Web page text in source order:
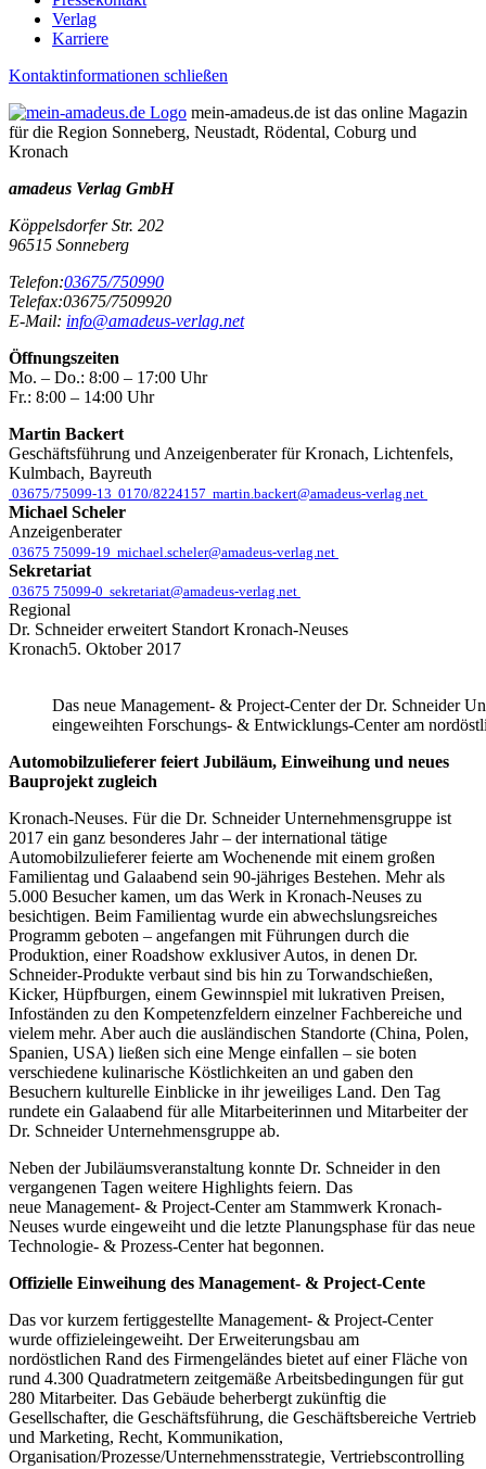
Verlag
Karriere
Kontaktinformationen schließen
mein-amadeus.de ist das online Magazin
für die Region Sonneberg, Neustadt, Rödental, Coburg und
Kronach
amadeus Verlag GmbH
Köppelsdorfer Str. 202
96515 Sonneberg
Telefon:03675/750990
Telefax:03675/7509920
E-Mail: info@amadeus-verlag.net
Öffnungszeiten
Mo. – Do.: 8:00 – 17:00 Uhr
Fr.: 8:00 – 14:00 Uhr
Martin Backert
Geschäftsführung und Anzeigenberater für Kronach, Lichtenfels,
Kulmbach, Bayreuth
03675/75099-13 0170/8224157 martin.backert@amadeus-verlag.net
Michael Scheler
Anzeigenberater
03675 75099-19 michael.scheler@amadeus-verlag.net
Sekretariat
03675 75099-0 sekretariat@amadeus-verlag.net
Regional
Dr. Schneider erweitert Standort Kronach-Neuses
Kronach5. Oktober 2017
Das neue Management- & Project-Center der Dr. Schneider
eingeweihten Forschungs- & Entwicklungs-Center am
Automobilzulieferer feiert Jubiläum, Einweihung und neues
Bauprojekt zugleich
Kronach-Neuses. Für die Dr. Schneider Unternehmensgruppe ist
2017 ein ganz besonderes Jahr – der international tätige
Automobilzulieferer feierte am Wochenende mit einem großen
Familientag und Galaabend sein 90-jähriges Bestehen. Mehr als
5.000 Besucher kamen, um das Werk in Kronach-Neuses zu
besichtigen. Beim Familientag wurde ein abwechslungsreiches
Programm geboten – angefangen mit Führungen durch die
Produktion, einer Roadshow exklusiver Autos, in denen Dr.
Schneider-Produkte verbaut sind bis hin zu Torwandschießen,
Kicker, Hüpfburgen, einem Gewinnspiel mit lukrativen Preisen,
Infoständen zu den Kompetenzfeldern einzelner Fachbereiche und
vielem mehr. Aber auch die ausländischen Standorte (China, Polen,
Spanien, USA) ließen sich eine Menge einfallen – sie boten
verschiedene kulinarische Köstlichkeiten an und gaben den
Besuchern kulturelle Einblicke in ihr jeweiliges Land. Den Tag
rundete ein Galaabend für alle Mitarbeiterinnen und Mitarbeiter der
Dr. Schneider Unternehmensgruppe ab.
Neben der Jubiläumsveranstaltung konnte Dr. Schneider in den
vergangenen Tagen weitere Highlights feiern. Das
neue Management- & Project-Center am Stammwerk Kronach-
Neuses wurde eingeweiht und die letzte Planungsphase für das neue
Technologie- & Prozess-Center hat begonnen.
Offizielle Einweihung des Management- & Project-Cente
Das vor kurzem fertiggestellte Management- & Project-Center
wurde offizieleingeweiht. Der Erweiterungsbau am
nordöstlichen Rand des Firmengeländes bietet auf einer Fläche von
rund 4.300 Quadratmetern zeitgemäße Arbeitsbedingungen für gut
280 Mitarbeiter. Das Gebäude beherbergt zukünftig die
Gesellschafter, die Geschäftsführung, die Geschäftsbereiche Vertrieb
und Marketing, Recht, Kommunikation,
Organisation/Prozesse/Unternehmensstrategie, Vertriebscontrolling